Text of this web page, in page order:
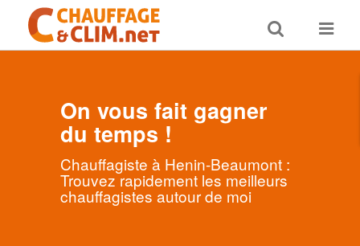
Toggle
search
Toggle
On vous fait gagner
du temps !
Chauffagiste à Henin-Beaumont :
Trouvez rapidement les meilleurs
chauffagistes autour de moi